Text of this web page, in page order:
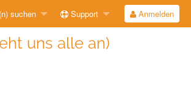
suchen Support Anmelden
uns alle an)